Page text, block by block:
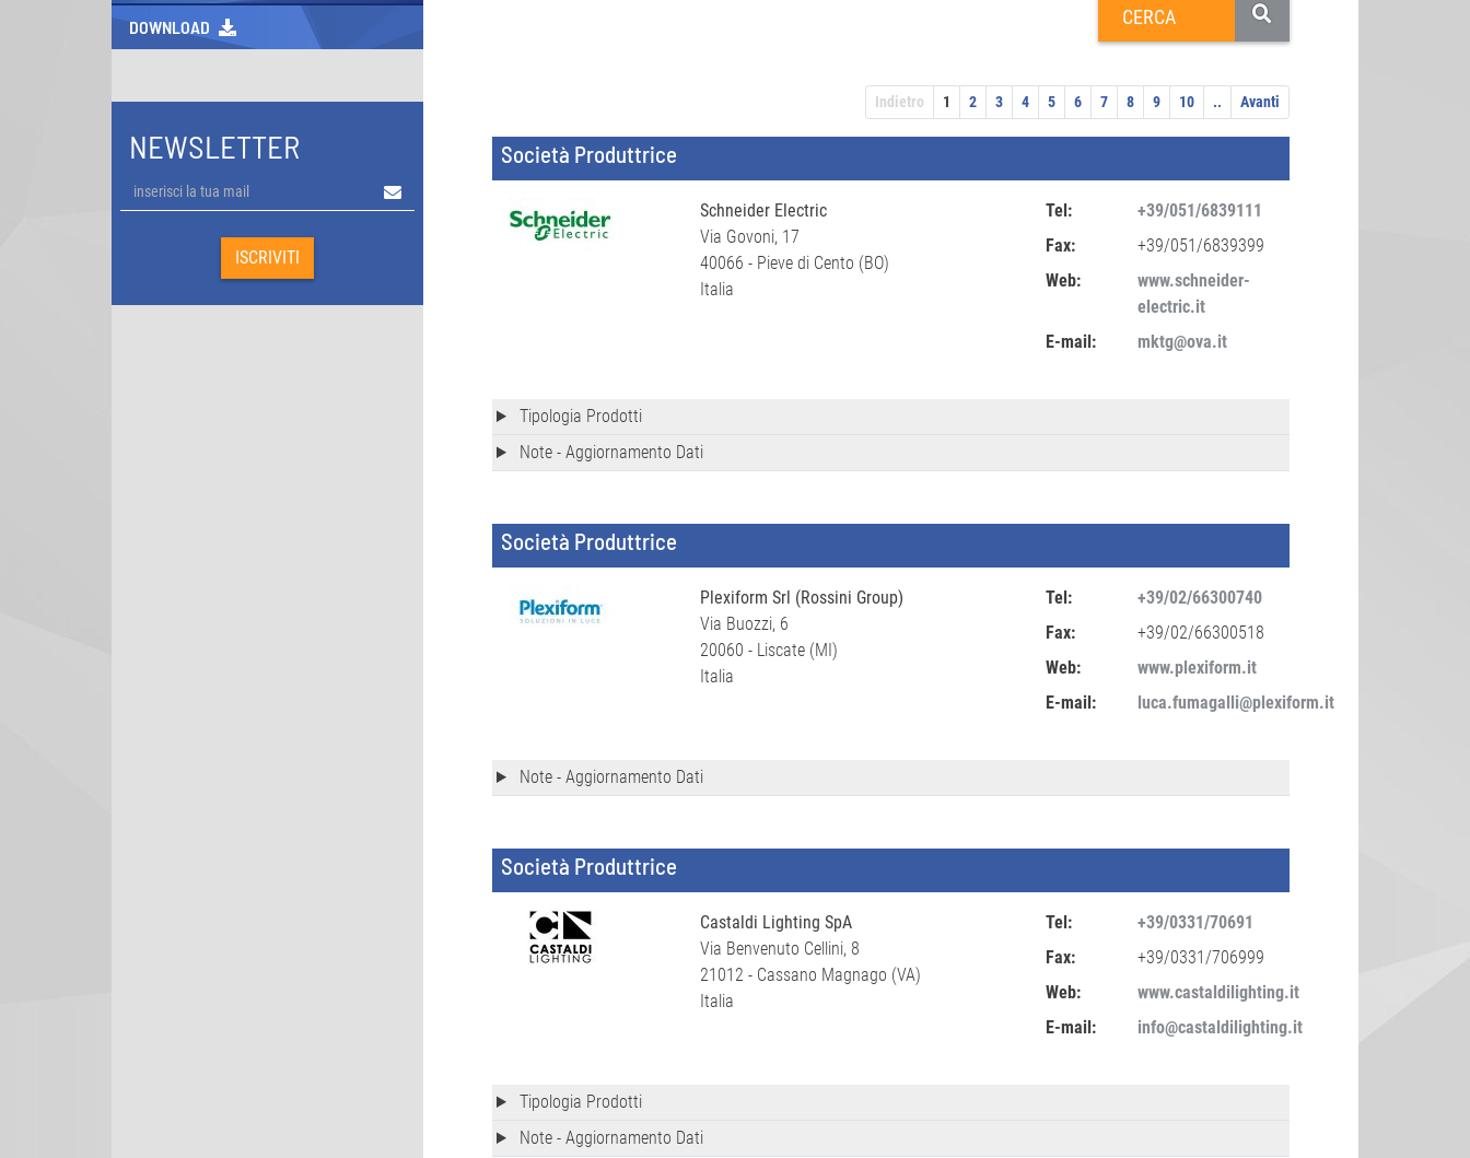
Indietro 1 2 3 4 5 6 7 8 9 10 .. Avanti
Società Produttrice
Schneider Electric
Via Govoni, 17
40066 - Pieve di Cento (BO)
Italia
Tel:
+39/051/6839111
Fax:
+39/051/6839399
Web:
www.schneider-
electric.it
E-mail:
mktg@ova.it
Tipologia Prodotti
Note - Aggiornamento Dati
Società Produttrice
Plexiform Srl (Rossini Group)
Via Buozzi, 6
20060 - Liscate (MI)
Italia
Tel:
+39/02/66300740
Fax:
+39/02/66300518
Web:
www.plexiform.it
E-mail:
luca.fumagalli@plexiform.it
Note - Aggiornamento Dati
Società Produttrice
Castaldi Lighting SpA
Via Benvenuto Cellini, 8
21012 - Cassano Magnago (VA)
Italia
Tel:
+39/0331/70691
Fax:
+39/0331/706999
Web:
www.castaldilighting.it
E-mail:
info@castaldilighting.it
Tipologia Prodotti
Note - Aggiornamento Dati
DOWNLOAD
NEWSLETTER